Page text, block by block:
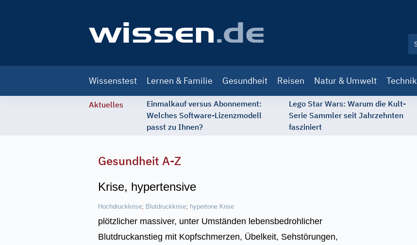
navigation
Wissenstest Lernen & Familie Gesundheit Reisen Natur & Umwelt Technik
Aktuelles
Einmalkauf versus Abonnement:
Welches Software-Lizenzmodell
passt zu Ihnen?
Lego Star Wars: Warum die Kult-
Serie Sammler seit Jahrzehnten
fasziniert
Gesundheit A-Z
Krise, hypertensive
Hochdruckkrise; Blutdruckkrise; hypertone Krise
plötzlicher massiver, unter Umständen lebensbedrohlicher
Blutdruckanstieg mit Kopfschmerzen, Übelkeit, Sehstörungen,